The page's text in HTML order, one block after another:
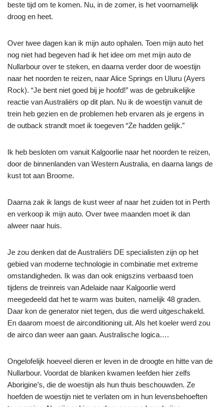
beste tijd om te komen. Nu, in de zomer, is het voornamelijk
droog en heet.
Over twee dagen kan ik mijn auto ophalen. Toen mijn auto het
nog niet had begeven had ik het idee om met mijn auto de
Nullarbour over te steken, en daarna verder door de woestijn
naar het noorden te reizen, naar Alice Springs en Uluru (Ayers
Rock). “Je bent niet goed bij je hoofd!” was de gebruikelijke
reactie van Australiërs op dit plan. Nu ik de woestijn vanuit de
trein heb gezien en de problemen heb ervaren als je ergens in
de outback strandt moet ik toegeven “Ze hadden gelijk.”
Ik heb besloten om vanuit Kalgoorlie naar het noorden te reizen,
door de binnenlanden van Western Australia, en daarna langs de
kust tot aan Broome.
Daarna zak ik langs de kust weer af naar het zuiden tot in Perth
en verkoop ik mijn auto. Over twee maanden moet ik dan
alweer naar huis.
Je zou denken dat de Australiërs DE specialisten zijn op het
gebied van moderne technologie in combinatie met extreme
omstandigheden. Ik was dan ook enigszins verbaasd toen
tijdens de treinreis van Adelaide naar Kalgoorlie werd
meegedeeld dat het te warm was buiten, namelijk 48 graden.
Daar kon de generator niet tegen, dus die werd uitgeschakeld.
En daarom moest de airconditioning uit. Als het koeler werd zou
de airco dan weer aan gaan. Australische logica….
Ongelofelijk hoeveel dieren er leven in de droogte en hitte van de
Nullarbour. Voordat de blanken kwamen leefden hier zelfs
Aborigine’s, die de woestijn als hun thuis beschouwden. Ze
hoefden de woestijn niet te verlaten om in hun levensbehoeften